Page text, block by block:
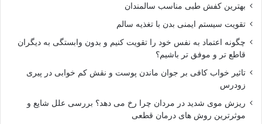
بهترین کفش طبی مناسب سالمندان
تقویت سیستم ایمنی بدن با تغذیه سالم
چگونه اعتماد به نفس خود را تقویت کنیم و بدون وابستگی به دیگران
قاطع تر و موفق تر باشیم؟
تاثیر خواب کافی بر جوان ماندن پوست و نقش کم خوابی در پیری
زودرس
ریزش موی شدید در مردان چرا رخ می دهد؟ بررسی علل شایع و
موثرترین روش های درمان قطعی